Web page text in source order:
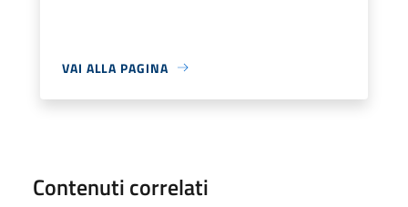
VAI ALLA PAGINA
Contenuti correlati